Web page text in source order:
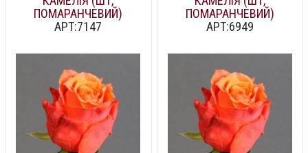
ПОМАРАНЧЕВИЙ)
АРТ:7147
ПОМАРАНЧЕВИЙ)
АРТ:6949